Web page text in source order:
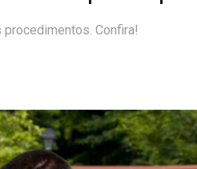
Confira!